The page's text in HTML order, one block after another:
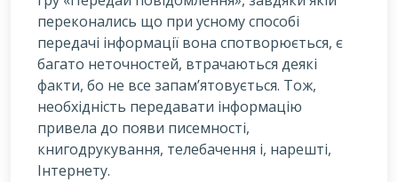
переконались що при усному способі
передачі інформації вона спотворюється, є
багато неточностей, втрачаються деякі
факти, бо не все запам’ятовується. Тож,
необхідність передавати інформацію
привела до появи писемності,
книгодрукування, телебачення і, нарешті,
Інтернету.